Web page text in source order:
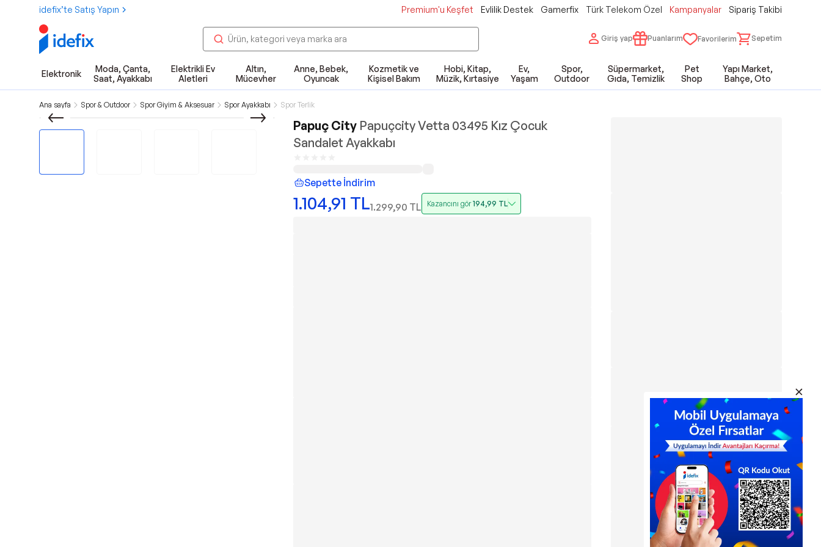
idefix’te Satış Yapın Premium'u Keşfet Evlilik Destek Gamerfix Türk Telekom Özel Kampanyalar Sipariş Takibi
Giriş yap Puanlarım Favorilerim Sepetim
Elektronik
Moda, Çanta,
Saat, Ayakkabı
Elektrikli Ev
Aletleri
Altın,
Mücevher
Anne, Bebek,
Oyuncak
Kozmetik ve
Kişisel Bakım
Hobi, Kitap,
Müzik, Kırtasiye
Ev,
Yaşam
Spor,
Outdoor
Süpermarket,
Gıda, Temizlik
Pet
Shop
Yapı Market,
Bahçe, Oto
Ana sayfa Spor & Outdoor Spor Giyim & Aksesuar Spor Ayakkabı Spor Terlik
Papuç City Papuçcity Vetta 03495 Kız Çocuk
Sandalet Ayakkabı
Sepette İndirim
1.104,91 TL1.299,90 TL Kazancını gör194,99 TL